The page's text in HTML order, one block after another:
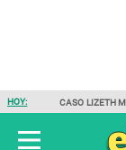
HOY: CASO LIZETH